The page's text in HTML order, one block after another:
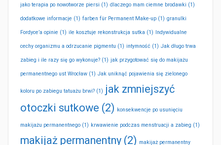
jako terapia po nowotworze piersi (1) dlaczego mam ciemne brodawki (1)
dodatkowe informacje (1) farben für Permanent Make-up (1) granulki
Fordyce’a opinie (1) ile kosztuje rekonstrukcja sutka (1) Indywidualne
cechy organizmu a odrzucanie pigmentu (1) intymność (1) Jak długo trwa
zabieg i ile razy się go wykonuje? (1) jak przygotować się do makijażu
permanentnego ust Wrocław (1) Jak uniknąć pojawienia się zielonego
koloru po zabiegu tatuażu brwi? (1) jak zmniejszyć
otoczki sutkowe (2) konsekwencje po usunięciu
makijażu permanentnego (1) krwawienie podczas menstruacji a zabieg (1)
makijaż permanentny (2) makijaż permanentny